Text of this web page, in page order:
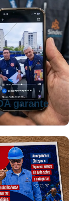
garante